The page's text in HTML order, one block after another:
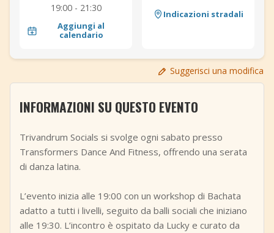
19:00 - 21:30
Aggiungi al
calendario
Indicazioni stradali
Suggerisci una modifica
INFORMAZIONI SU QUESTO EVENTO
Trivandrum Socials si svolge ogni sabato presso
Transformers Dance And Fitness, offrendo una serata
di danza latina.
L’evento inizia alle 19:00 con un workshop di Bachata
adatto a tutti i livelli, seguito da balli sociali che iniziano
alle 19:30. L’incontro è ospitato da Lucky e curato da